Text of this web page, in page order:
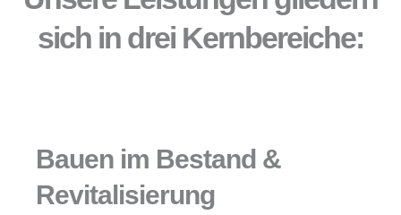
sich in drei Kernbereiche:
Bauen im Bestand &
Revitalisierung